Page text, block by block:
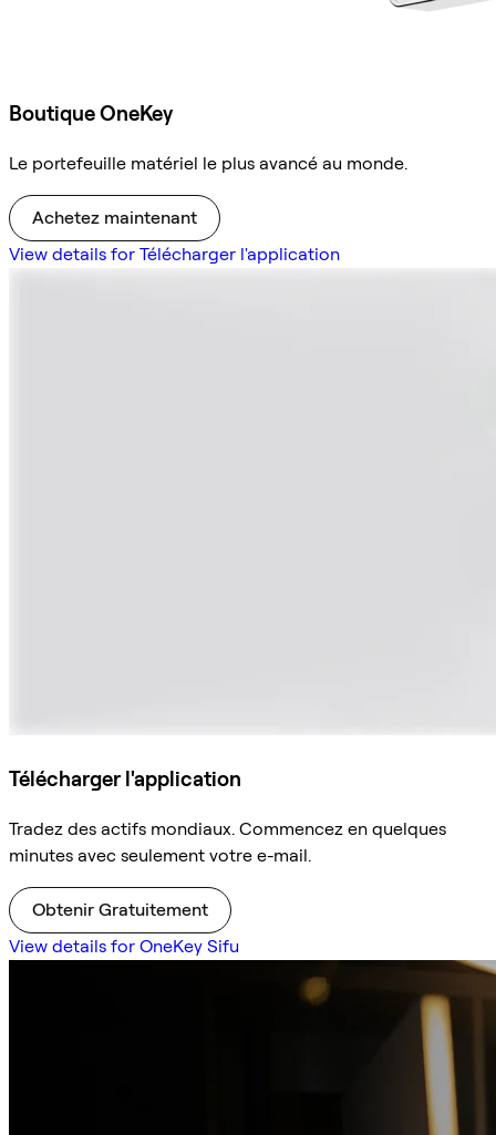
Boutique OneKey
Le portefeuille matériel le plus avancé au monde.
Achetez maintenant
View details for Télécharger l'application
Télécharger l'application
Tradez des actifs mondiaux. Commencez en quelques
minutes avec seulement votre e-mail.
Obtenir Gratuitement
View details for OneKey Sifu